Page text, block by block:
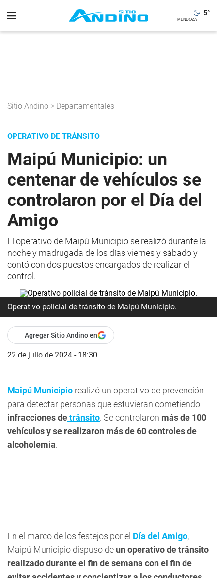
5°
Sitio Andino > Departamentales
OPERATIVO DE TRÁNSITO
Maipú Municipio: un
centenar de vehículos se
controlaron por el Día del
Amigo
El operativo de Maipú Municipio se realizó durante la
noche y madrugada de los días viernes y sábado y
contó con dos puestos encargados de realizar el
control.
Operativo policial de tránsito de Maipú Municipio.
Agregar Sitio Andino en
22 de julio de 2024 - 18:30
Maipú Municipio realizó un operativo de prevención
para detectar personas que estuvieran cometiendo
infracciones detránsito. Se controlaron más de 100
vehículos y se realizaron más de 60 controles de
alcoholemia.
En el marco de los festejos por el Día del Amigo,
Maipú Municipio dispuso de un operativo de tránsito
realizado durante el fin de semana con el fin de